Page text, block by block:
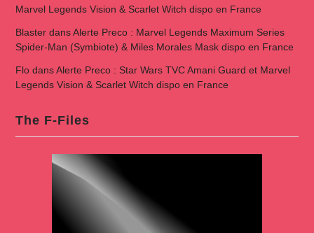
Marvel Legends Vision & Scarlet Witch dispo en France
BlasterdansAlerte Preco : Marvel Legends Maximum Series
Spider-Man (Symbiote) & Miles Morales Mask dispo en France
FlodansAlerte Preco : Star Wars TVC Amani Guard et Marvel
Legends Vision & Scarlet Witch dispo en France
The F-Files